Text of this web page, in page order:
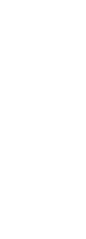
e delicato
tratto vantaggio
e servizi.